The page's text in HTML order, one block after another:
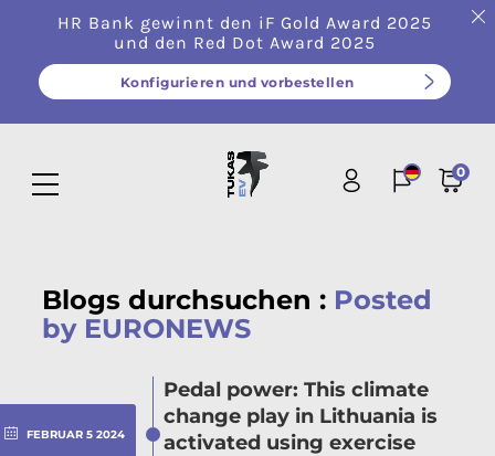
HR Bank gewinnt den iF Gold Award 2025
und den Red Dot Award 2025
Konfigurieren und vorbestellen
0
Blogs durchsuchen : Posted
by EURONEWS
Pedal power: This climate
change play in Lithuania is
activated using exercise
FEBRUAR 5 2024